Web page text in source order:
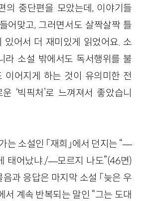
의 중단편을 모았는데, 이야기들
어맞고, 그러면서도 살짝살짝 틀
있어서 더 재미있게 읽었어요. 소
라 소설 밖에서도 독서행위를 불
이어지게 하는 것이 유의미한 전
‘빅픽처’로 느껴져서 좋았습니
는 소설인 「재희」에서 던지는 “—
태어났냐./—모르지 나도”(46면)
과 응답은 마지막 소설 「늦은 우
서 계속 반복되는 말인 “그는 도대